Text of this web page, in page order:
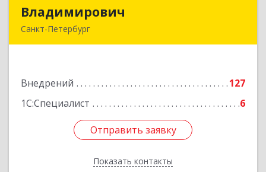
Владимирович
Санкт-Петербург
Внедрений
127
1С:Специалист
6
Отправить заявку
Показать контакты
Подробнее
Отправить заявку
Назад